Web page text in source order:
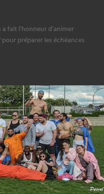
fait l’honneur d’animer
préparer les échéances